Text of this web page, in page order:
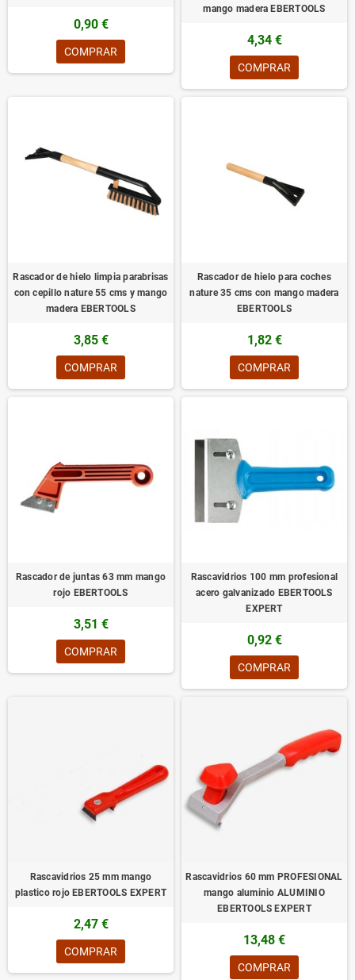
0,90 €
COMPRAR
mango madera EBERTOOLS
4,34 €
COMPRAR
Rascador de hielo limpia parabrisas
con cepillo nature 55 cms y mango
madera EBERTOOLS
3,85 €
COMPRAR
Rascador de hielo para coches
nature 35 cms con mango madera
EBERTOOLS
1,82 €
COMPRAR
Rascador de juntas 63 mm mango
rojo EBERTOOLS
3,51 €
COMPRAR
Rascavidrios 100 mm profesional
acero galvanizado EBERTOOLS
EXPERT
0,92 €
COMPRAR
Rascavidrios 25 mm mango
plastico rojo EBERTOOLS EXPERT
2,47 €
COMPRAR
Rascavidrios 60 mm PROFESIONAL
mango aluminio ALUMINIO
EBERTOOLS EXPERT
13,48 €
COMPRAR